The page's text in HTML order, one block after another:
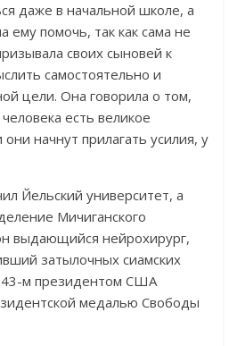
даже в начальной школе, а
ему помочь, так как сама не
своих сыновей к
самостоятельно и
цели. Она говорила о том,
есть великое
начнут прилагать усилия, у
Йельский университет, а
Мичиганского
выдающийся нейрохирург,
затылочных сиамских
43-м президентом США
медалью Свободы